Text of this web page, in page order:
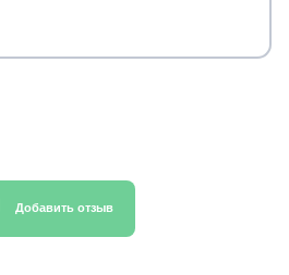
Добавить отзыв